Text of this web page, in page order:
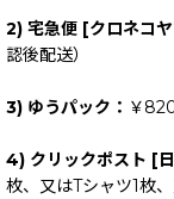
2) 宅急便 [クロネコヤ
認後配送）
3) ゆうパック： ￥
4) クリックポスト [
枚、又はTシャツ1枚